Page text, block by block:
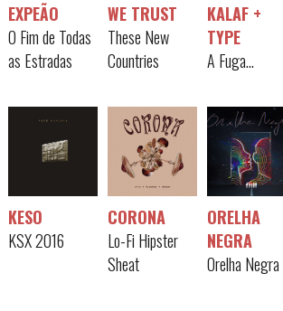
EXPEÃO
O Fim de Todas
as Estradas
WE TRUST
These New
Countries
KALAF +
TYPE
A Fuga...
KESO
KSX 2016
CORONA
Lo-Fi Hipster
Sheat
ORELHA
NEGRA
Orelha Negra